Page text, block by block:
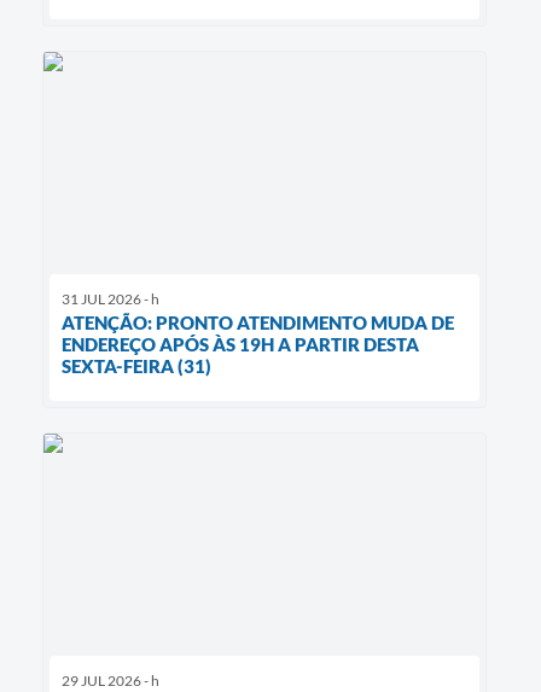
31 JUL 2026 - h
ATENÇÃO: PRONTO ATENDIMENTO MUDA DE
ENDEREÇO APÓS ÀS 19H A PARTIR DESTA
SEXTA-FEIRA (31)
29 JUL 2026 - h